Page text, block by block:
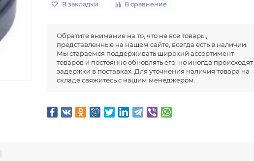
В закладки В сравнение
Обратите внимание на то, что не все товары,
представленные на нашем сайте, всегда есть в наличии.
Мы стараемся поддерживать широкий ассортимент
товаров и постоянно обновлять его, но иногда происходят
задержки в поставках. Для уточнения наличия товара на
складе свяжитесь с нашим менеджером.